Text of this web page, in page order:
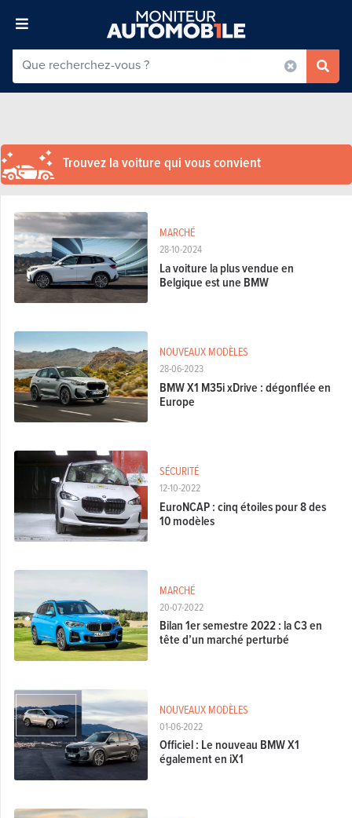
Trouvez la voiture qui vous convient
28-10-2024
MARCHÉ
La voiture la plus vendue en
Belgique est une BMW
28-06-2023
NOUVEAUX MODÈLES
BMW X1 M35i xDrive : dégonflée en
Europe
12-10-2022
SÉCURITÉ
EuroNCAP : cinq étoiles pour 8 des
10 modèles
20-07-2022
MARCHÉ
Bilan 1er semestre 2022 : la C3 en
tête d’un marché perturbé
01-06-2022
NOUVEAUX MODÈLES
Officiel : Le nouveau BMW X1
également en iX1